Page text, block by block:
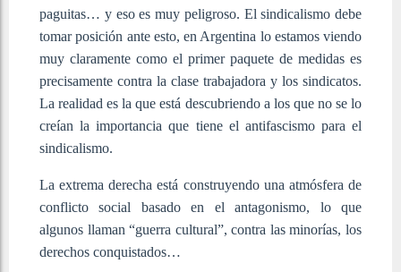
paguitas… y eso es muy peligroso. El sindicalismo debe
tomar posición ante esto, en Argentina lo estamos viendo
muy claramente como el primer paquete de medidas es
precisamente contra la clase trabajadora y los sindicatos.
La realidad es la que está descubriendo a los que no se lo
creían la importancia que tiene el antifascismo para el
sindicalismo.
La extrema derecha está construyendo una atmósfera de
conflicto social basado en el antagonismo, lo que
algunos llaman “guerra cultural”, contra las minorías, los
derechos conquistados…